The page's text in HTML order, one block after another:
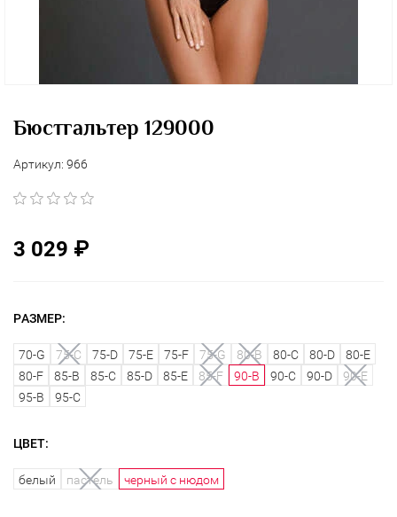
Бюстгальтер 129000
Артикул: 966
3 029 ₽
РАЗМЕР:
70-G 75-C 75-D 75-E 75-F 75-G 80-B 80-C 80-D
80-E
80-F
85-B 85-C 85-D 85-E 85-F 90-B 90-C 90-D
90-E
95-B
95-C
ЦВЕТ:
белый пастель черный с нюдом